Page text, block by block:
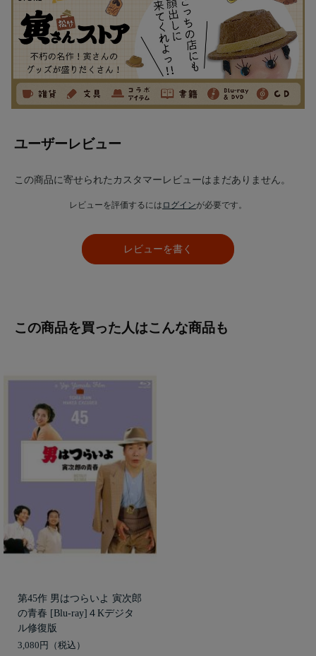
ユーザーレビュー
この商品に寄せられたカスタマーレビューはまだありません。
レビューを評価するには ログインが必要です。
レビューを書く
この商品を買った人はこんな商品も
第45作 男はつらいよ 寅次郎
の青春 [Blu-ray]４Kデジタ
ル修復版
3,080円